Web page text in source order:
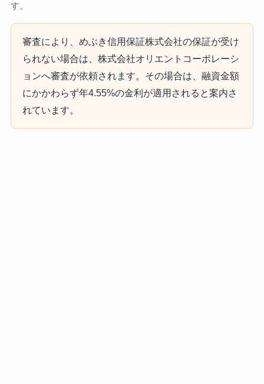
す。
審査により、めぶき信用保証株式会社の保証が受け
られない場合は、株式会社オリエントコーポレーシ
ョンへ審査が依頼されます。その場合は、融資金額
にかかわらず年4.55%の金利が適用されると案内さ
れています。